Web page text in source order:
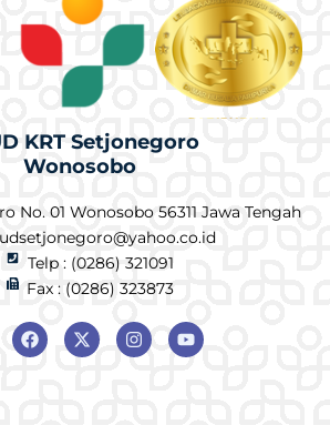
KRT Setjonegoro
Wonosobo
No. 01 Wonosobo 56311 Jawa Tengah
Telp : (0286) 321091
Fax : (0286) 323873